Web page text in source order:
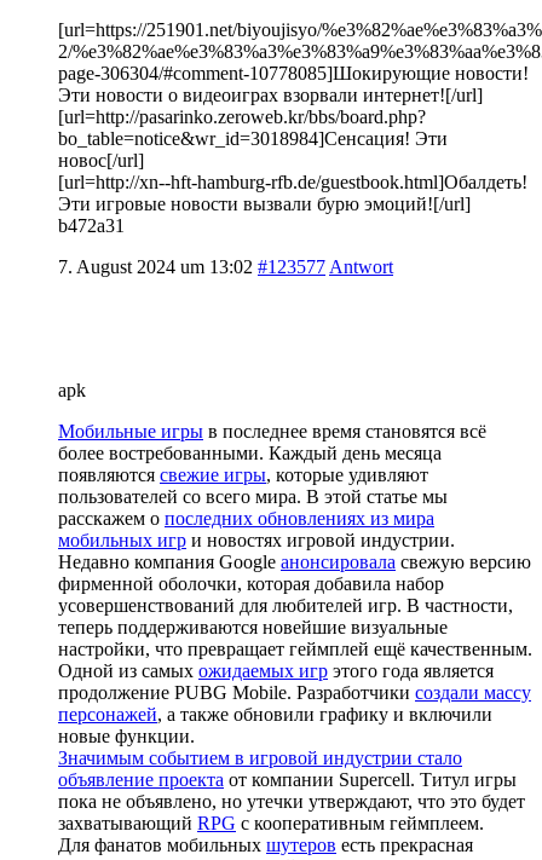
[url=https://251901.net/biyoujisyo/
2/
page-306304/#comment-10778085]Шокирующие новости!
Эти новости о видеоиграх взорвали интернет![/url]
[url=http://pasarinko.zeroweb.kr/bbs/board.php?
bo_table=notice&wr_id=3018984]Сенсация! Эти
новос[/url]
[url=http://xn--hft-hamburg-rfb.de/guestbook.html]Обалдеть!
Эти игровые новости вызвали бурю эмоций![/url]
b472a31
7. August 2024 um 13:02 #123577 Antwort
apk
Мобильные игры в последнее время становятся всё
более востребованными. Каждый день месяца
появляются свежие игры, которые удивляют
пользователей со всего мира. В этой статье мы
расскажем о последних обновлениях из мира
мобильных игр и новостях игровой индустрии.
Недавно компания Google анонсировала свежую версию
фирменной оболочки, которая добавила набор
усовершенствований для любителей игр. В частности,
теперь поддерживаются новейшие визуальные
настройки, что превращает геймплей ещё качественным.
Одной из самых ожидаемых игр этого года является
продолжение PUBG Mobile. Разработчики создали массу
персонажей, а также обновили графику и включили
новые функции.
Значимым событием в игровой индустрии стало
объявление проекта от компании Supercell. Титул игры
пока не объявлено, но утечки утверждают, что это будет
захватывающий RPG с кооперативным геймплеем.
Для фанатов мобильных шутеров есть прекрасная